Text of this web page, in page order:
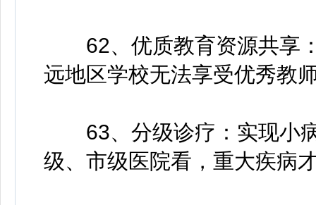
62、优质教育资源共享：
远地区学校无法享受优秀教
63、分级诊疗：实现小病
级、市级医院看，重大疾病